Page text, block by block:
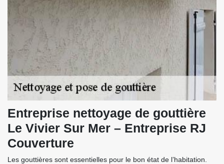
Entreprise nettoyage de gouttière
Le Vivier Sur Mer – Entreprise RJ
Couverture
Les gouttières sont essentielles pour le bon état de l’habitation.